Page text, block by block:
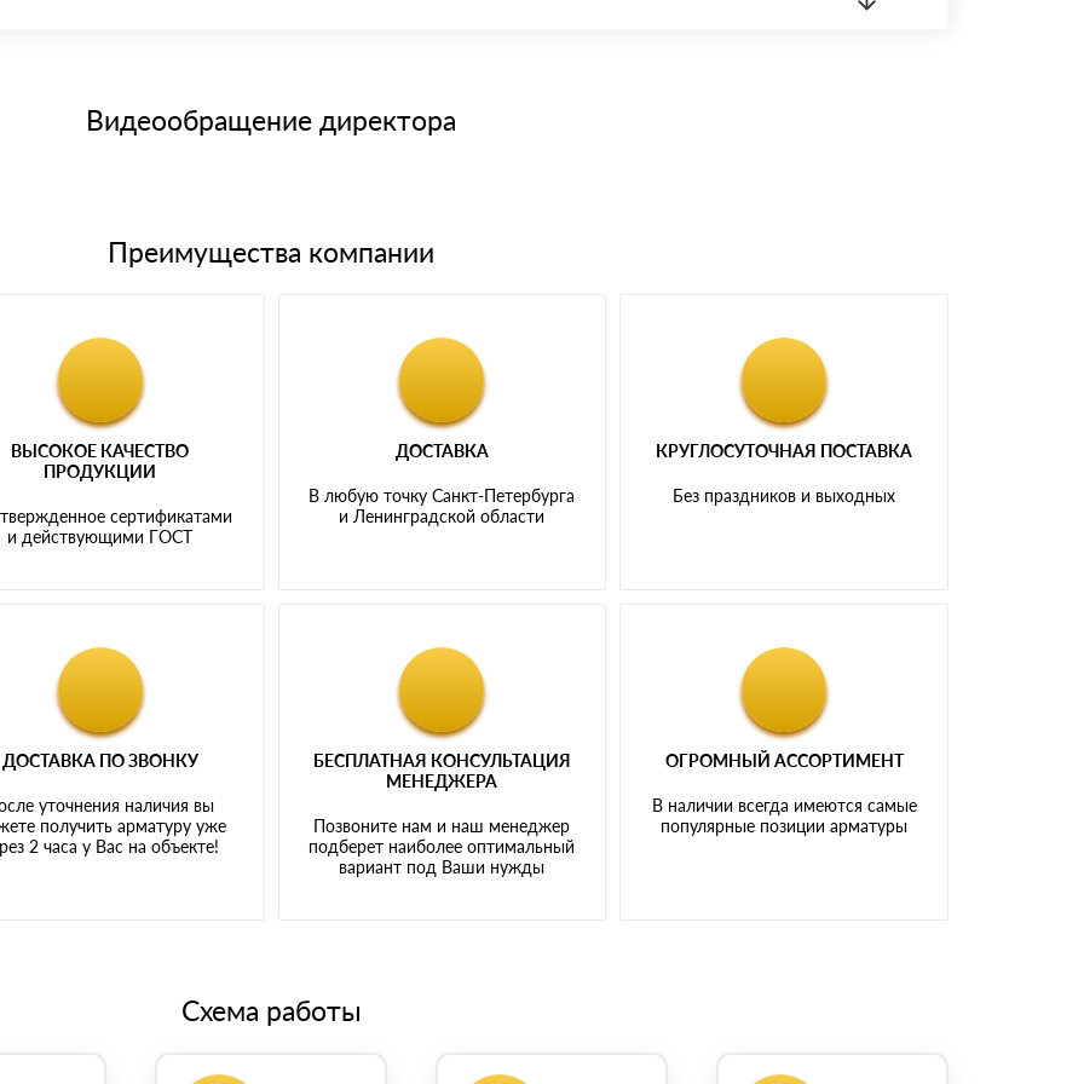
банковским картам
Видеообращение директора
Преимущества компании
ВЫСОКОЕ КАЧЕСТВО
ПРОДУКЦИИ
сертификатами
и действующими ГОСТ
ДОСТАВКА
В любую точку Санкт-Петербурга
и Ленинградской области
КРУГЛОСУТОЧНАЯ ПОСТАВКА
Без праздников и выходных
ДОСТАВКА ПО ЗВОНКУ
уточнения наличия вы
получить арматуру уже
2 часа у Вас на объекте!
БЕСПЛАТНАЯ КОНСУЛЬТАЦИЯ
МЕНЕДЖЕРА
Позвоните нам и наш менеджер
подберет наиболее оптимальный
вариант под Ваши нужды
ОГРОМНЫЙ АССОРТИМЕНТ
В наличии всегда имеются самые
популярные позиции арматуры
Схема работы